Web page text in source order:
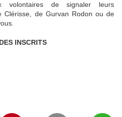
volontaires de signaler leurs
Clérisse, de Gurvan Rodon ou de
INSCRITS